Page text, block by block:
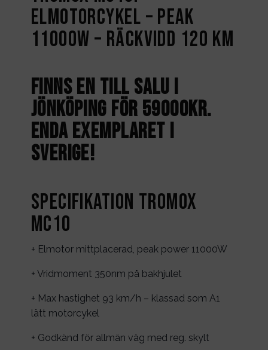
Elmotorcykel – Peak
11000W – Räckvidd 120 km
Finns en till salu i
Jönköping för 59000kr.
Enda exemplaret i
Sverige!
Specifikation TROMOX
MC10
+ Elmotor mittplacerad, peak power 11000W
+ Vridmoment 350nm på bakhjulet
+ Max hastighet 93 km/h – klassad som A1
lätt motorcykel
+ Godkänd för allmän väg med reg. skylt